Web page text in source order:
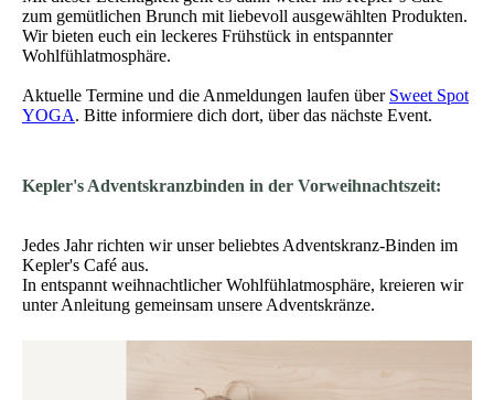
zum gemütlichen Brunch mit liebevoll ausgewählten Produkten.
Wir bieten euch ein leckeres Frühstück in entspannter
Wohlfühlatmosphäre.
Aktuelle Termine und die Anmeldungen laufen über Sweet Spot
YOGA. Bitte informiere dich dort, über das nächste Event.
Kepler's Adventskranzbinden in der Vorweihnachtszeit:
Jedes Jahr richten wir unser beliebtes Adventskranz-Binden im
Kepler's Café aus.
In entspannt weihnachtlicher Wohlfühlatmosphäre, kreieren wir
unter Anleitung gemeinsam unsere Adventskränze.